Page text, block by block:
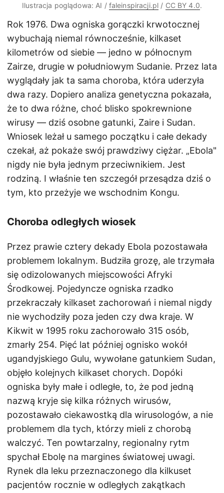
Ilustracja poglądowa: AI / faleinspiracji.pl / CC BY 4.0.
Rok 1976. Dwa ogniska gorączki krwotocznej
wybuchają niemal równocześnie, kilkaset
kilometrów od siebie — jedno w północnym
Zairze, drugie w południowym Sudanie. Przez lata
wyglądały jak ta sama choroba, która uderzyła
dwa razy. Dopiero analiza genetyczna pokazała,
że to dwa różne, choć blisko spokrewnione
wirusy — dziś osobne gatunki, Zaire i Sudan.
Wniosek leżał u samego początku i całe dekady
czekał, aż pokaże swój prawdziwy ciężar. „Ebola"
nigdy nie była jednym przeciwnikiem. Jest
rodziną. I właśnie ten szczegół przesądza dziś o
tym, kto przeżyje we wschodnim Kongu.
Choroba odległych wiosek
Przez prawie cztery dekady Ebola pozostawała
problemem lokalnym. Budziła grozę, ale trzymała
się odizolowanych miejscowości Afryki
Środkowej. Pojedyncze ogniska rzadko
przekraczały kilkaset zachorowań i niemal nigdy
nie wychodziły poza jeden czy dwa kraje. W
Kikwit w 1995 roku zachorowało 315 osób,
zmarły 254. Pięć lat później ognisko wokół
ugandyjskiego Gulu, wywołane gatunkiem Sudan,
objęło kolejnych kilkaset chorych. Dopóki
ogniska były małe i odległe, to, że pod jedną
nazwą kryje się kilka różnych wirusów,
pozostawało ciekawostką dla wirusologów, a nie
problemem dla tych, którzy mieli z chorobą
walczyć. Ten powtarzalny, regionalny rytm
spychał Ebolę na margines światowej uwagi.
Rynek dla leku przeznaczonego dla kilkuset
pacjentów rocznie w odległych zakątkach